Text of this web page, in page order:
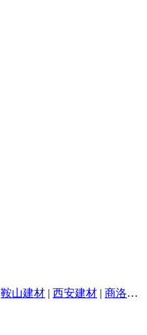
鞍山建材 | 西安建材 | 商洛建材